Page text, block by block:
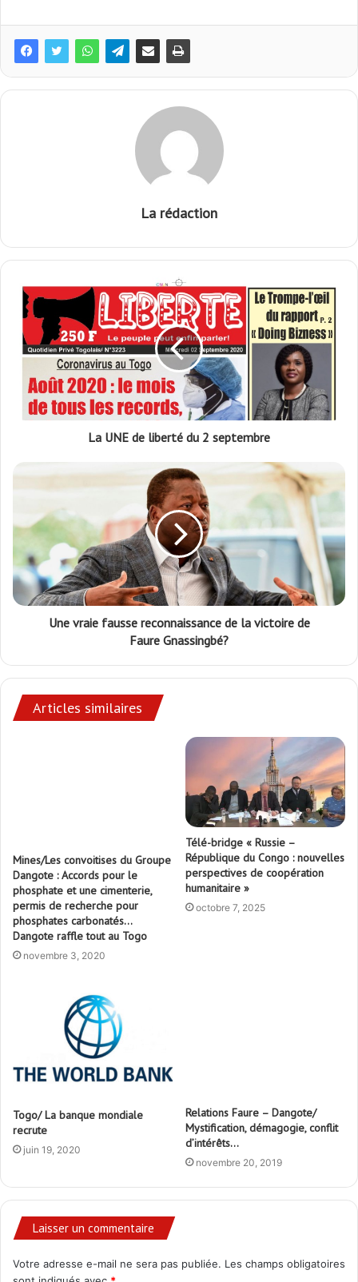
La rédaction
La UNE de liberté du 2 septembre
Une vraie fausse reconnaissance de la victoire de
Faure Gnassingbé?
Articles similaires
Mines/Les convoitises du Groupe
Dangote : Accords pour le
phosphate et une cimenterie,
permis de recherche pour
phosphates carbonatés…
Dangote raffle tout au Togo
novembre 3, 2020
Télé-bridge « Russie –
République du Congo : nouvelles
perspectives de coopération
humanitaire »
octobre 7, 2025
Togo/ La banque mondiale
recrute
juin 19, 2020
Relations Faure – Dangote/
Mystification, démagogie, conflit
d’intérêts…
novembre 20, 2019
Laisser un commentaire
Votre adresse e-mail ne sera pas publiée. Les champs obligatoires